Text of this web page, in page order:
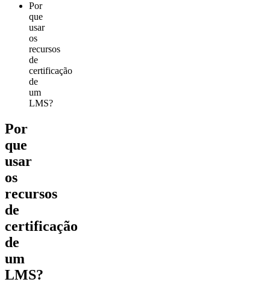
Por
que
usar
os
recursos
de
certificação
de
um
LMS?
Por
que
usar
os
recursos
de
certificação
de
um
LMS?